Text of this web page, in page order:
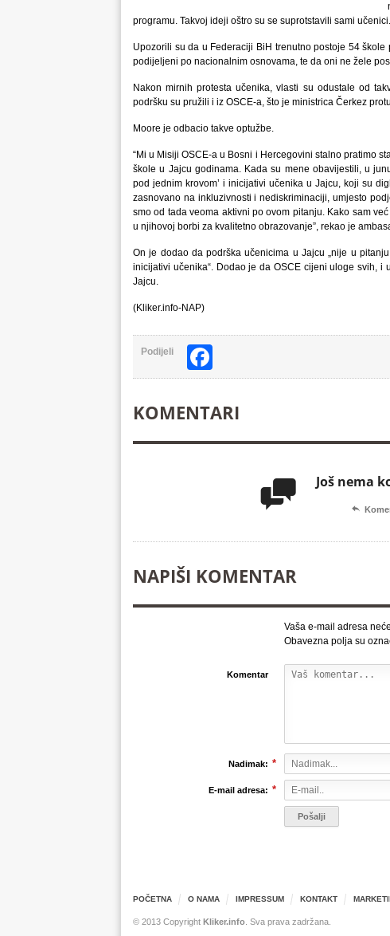
programu. Takvoj ideji oštro su se suprotstavili sami učenici.
Upozorili su da u Federaciji BiH trenutno postoje 54
podijeljeni po nacionalnim osnovama, te da oni ne žele
Nakon mirnih protesta učenika, vlasti su odustale od
podršku su pružili i iz OSCE-a, što je ministrica Čerkez
Moore je odbacio takve optužbe.
“Mi u Misiji OSCE-a u Bosni i Hercegovini stalno pratimo
škole u Jajcu godinama. Kada su mene obavijestili, u
pod jednim krovom’ i inicijativi učenika u Jajcu, koji su
zasnovano na inkluzivnosti i nediskriminaciji, umjesto
smo od tada veoma aktivni po ovom pitanju. Kako sam
u njihovoj borbi za kvalitetno obrazovanje”, rekao je
On je dodao da podrška učenicima u Jajcu „nije u
inicijativi učenika“. Dodao je da OSCE cijeni uloge svih,
Jajcu.
(Kliker.info-NAP)
Podijeli
KOMENTARI
 Još nema

NAPIŠI KOMENTAR
Vaša e-mail adresa
Obavezna polja su
Komentar
Nadimak: *
E-mail adresa: *
POČETNA O NAMA IMPRESSUM KONTAKT
© 2013 Copyright Kliker.info . Sva prava zadržana.